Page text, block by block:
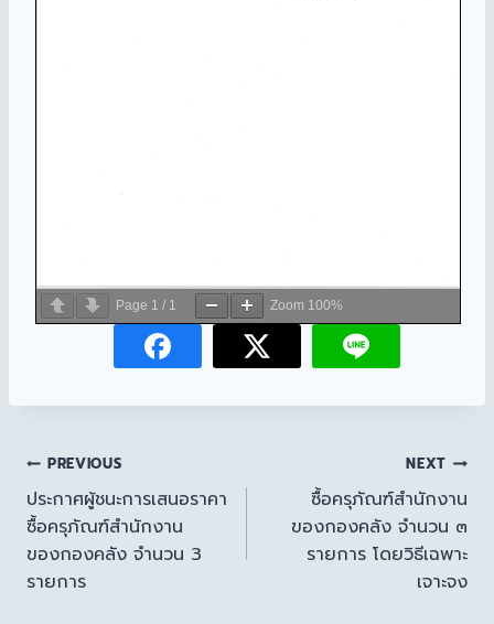
Page 1 / 1 Zoom 100%
PREVIOUS
ประกาศผู้ชนะการเสนอราคา
ซื้อครุภัณฑ์สำนักงาน
ของกองคลัง จำนวน 3
รายการ
NEXT
ซื้อครุภัณฑ์สำนักงาน
ของกองคลัง จำนวน ๓
รายการ โดยวิธีเฉพาะ
เจาะจง